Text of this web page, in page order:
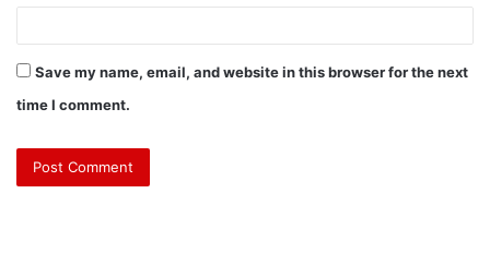
Save my name, email, and website in this browser for the next
time I comment.